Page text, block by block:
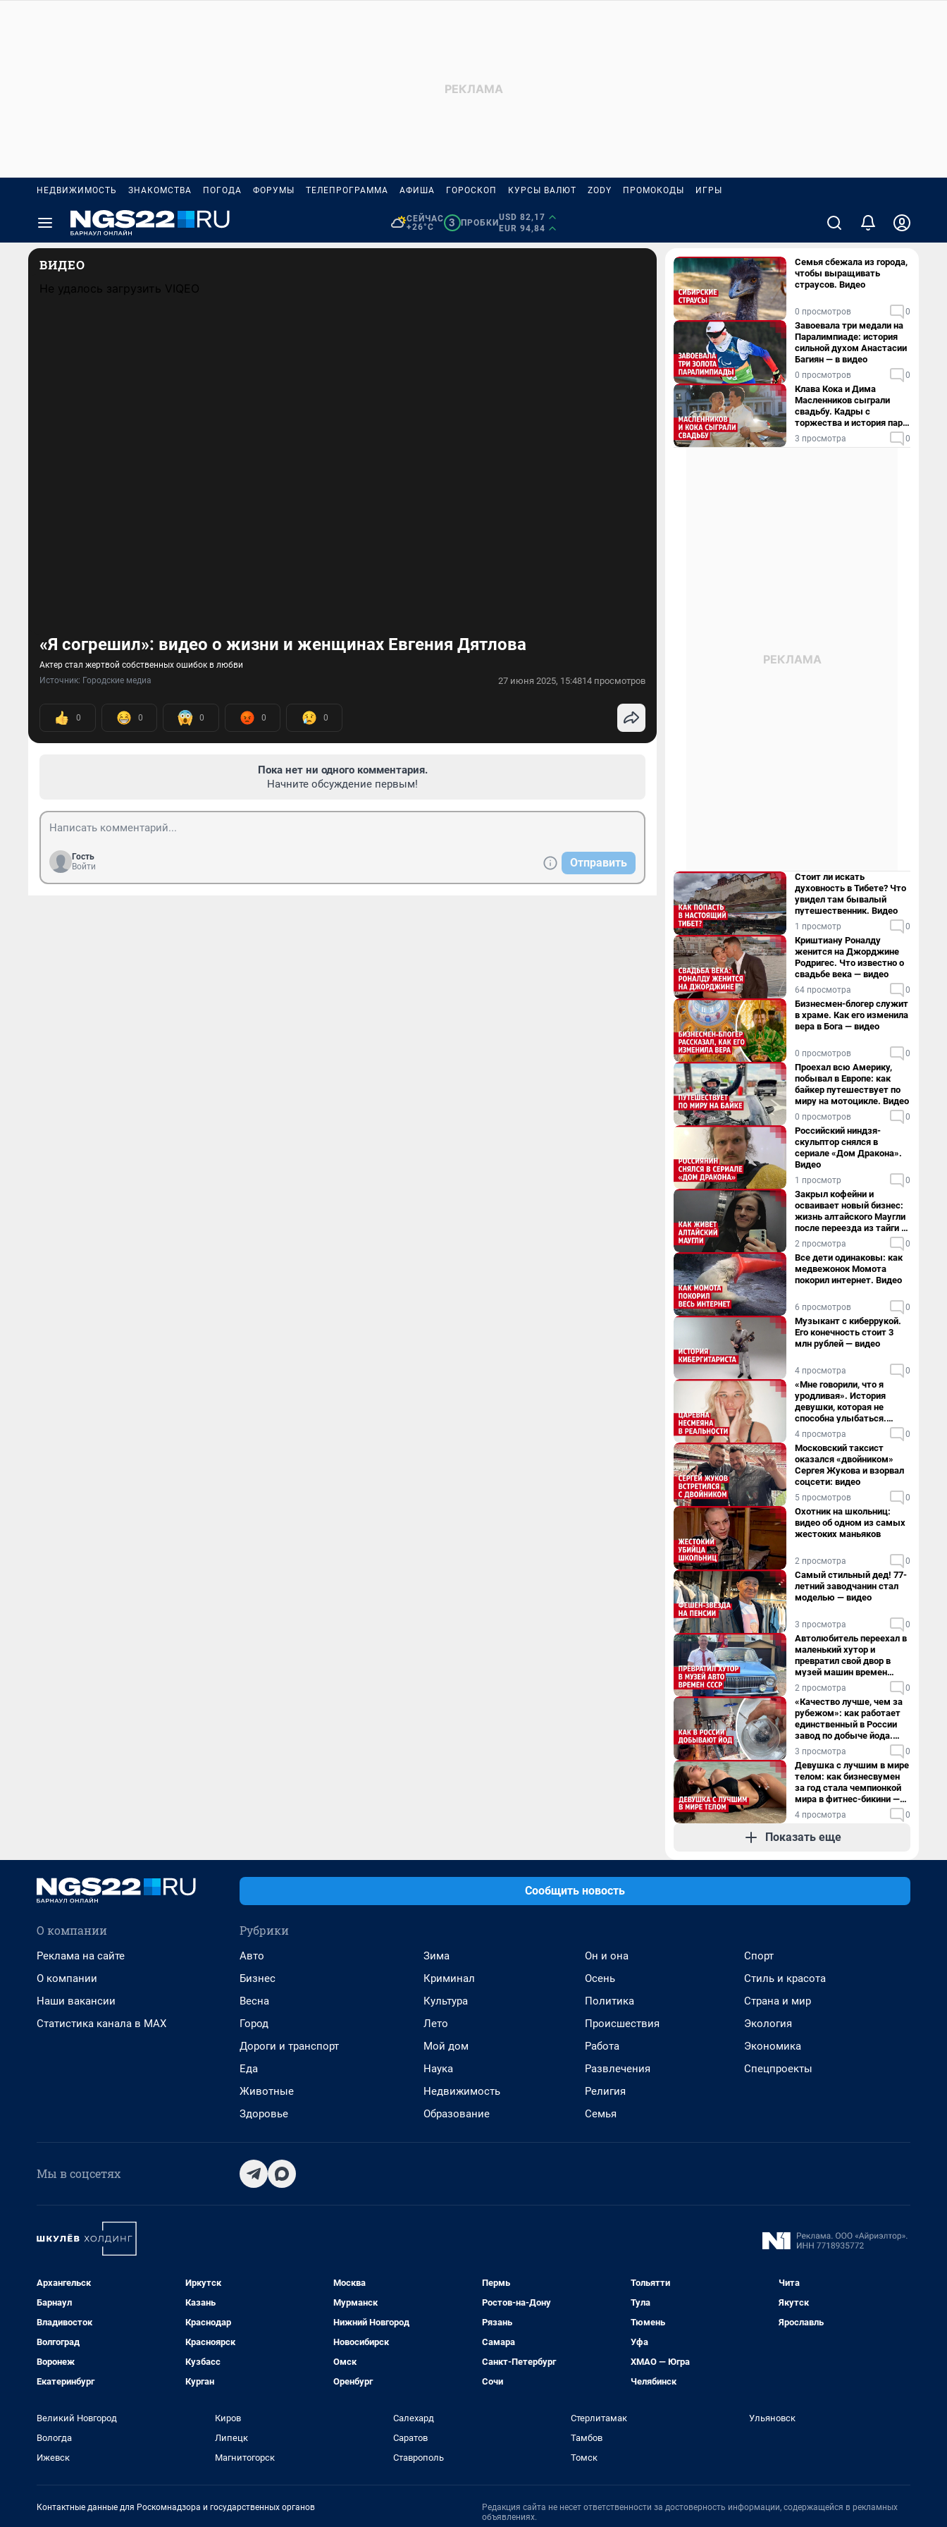
НЕДВИЖИМОСТЬ ЗНАКОМСТВА ПОГОДА ФОРУМЫ ТЕЛЕПРОГРАММА АФИША ГОРОСКОП КУРСЫ ВАЛЮТ ZODY ПРОМОКОДЫ ИГРЫ
СЕЙЧАС
+26°C
3 ПРОБКИ
USD 82,17
EUR 94,84
ВИДЕО
Не удалось загрузить VIQEO
«Я согрешил»: видео о жизни и женщинах Евгения Дятлова
Актер стал жертвой собственных ошибок в любви
Источник: Городские медиа 27 июня 2025, 15:4814 просмотров
0 0 0 0 0
Пока нет ни одного комментария.
Начните обсуждение первым!
Гость
Войти
Отправить
Семья сбежала из города,
чтобы выращивать
страусов. Видео
0 просмотров 0
Завоевала три медали на
Паралимпиаде: история
сильной духом Анастасии
Багиян — в видео
0 просмотров 0
Клава Кока и Дима
Масленников сыграли
свадьбу. Кадры с
торжества и история пары
— в видео
3 просмотра 0
Стоит ли искать
духовность в Тибете? Что
увидел там бывалый
путешественник. Видео
1 просмотр 0
Криштиану Роналду
женится на Джорджине
Родригес. Что известно о
свадьбе века — видео
64 просмотра 0
Бизнесмен-блогер служит
в храме. Как его изменила
вера в Бога — видео
0 просмотров 0
Проехал всю Америку,
побывал в Европе: как
байкер путешествует по
миру на мотоцикле. Видео
0 просмотров 0
Российский ниндзя-
скульптор снялся в
сериале «Дом Дракона».
Видео
1 просмотр 0
Закрыл кофейни и
осваивает новый бизнес:
жизнь алтайского Маугли
после переезда из тайги в
столицу
2 просмотра 0
Все дети одинаковы: как
медвежонок Момота
покорил интернет. Видео
6 просмотров 0
Музыкант с киберрукой.
Его конечность стоит 3
млн рублей — видео
4 просмотра 0
«Мне говорили, что я
уродливая». История
девушки, которая не
способна улыбаться.
Видео
4 просмотра 0
Московский таксист
оказался «двойником»
Сергея Жукова и взорвал
соцсети: видео
5 просмотров 0
Охотник на школьниц:
видео об одном из самых
жестоких маньяков
2 просмотра 0
Самый стильный дед! 77-
летний заводчанин стал
моделью — видео
3 просмотра 0
Автолюбитель переехал в
маленький хутор и
превратил свой двор в
музей машин времен
СССР. Видео
2 просмотра 0
«Качество лучше, чем за
рубежом»: как работает
единственный в России
завод по добыче йода.
Видео
3 просмотра 0
Девушка с лучшим в мире
телом: как бизнесвумен
за год стала чемпионкой
мира в фитнес-бикини —
видео
4 просмотра 0
Показать еще
Сообщить новость
О компании
Реклама на сайте
О компании
Наши вакансии
Статистика канала в MAX
Рубрики
Авто
Бизнес
Весна
Город
Дороги и транспорт
Еда
Животные
Здоровье
Зима
Криминал
Культура
Лето
Мой дом
Наука
Недвижимость
Образование
Он и она
Осень
Политика
Происшествия
Работа
Развлечения
Религия
Семья
Спорт
Стиль и красота
Страна и мир
Экология
Экономика
Спецпроекты
Мы в соцсетях
Архангельск
Барнаул
Владивосток
Волгоград
Воронеж
Екатеринбург
Иркутск
Казань
Краснодар
Красноярск
Кузбасс
Курган
Москва
Мурманск
Нижний Новгород
Новосибирск
Омск
Оренбург
Пермь
Ростов-на-Дону
Рязань
Самара
Санкт-Петербург
Сочи
Тольятти
Тула
Тюмень
Уфа
ХМАО — Югра
Челябинск
Чита
Якутск
Ярославль
Великий Новгород
Вологда
Ижевск
Киров
Липецк
Магнитогорск
Салехард
Саратов
Ставрополь
Стерлитамак
Тамбов
Томск
Ульяновск
Контактные данные для Роскомнадзора и государственных органов
Редакция сайта не несет ответственности за достоверность информации, содержащейся в рекламных
объявлениях.